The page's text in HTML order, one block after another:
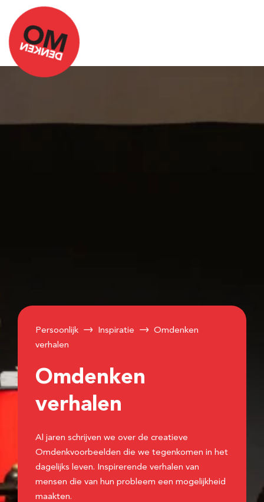
Persoonlijk Inspiratie
Omdenken
verhalen
Omdenken
verhalen
Al jaren schrijven we over de creatieve
Omdenkvoorbeelden die we tegenkomen in het
dagelijks leven. Inspirerende verhalen van
mensen die van hun probleem een mogelijkheid
maakten.